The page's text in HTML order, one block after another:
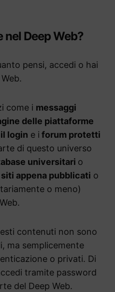
Deep Web?
pensi, accedi o hai
come i messaggi
delle piattaforme
login e i forum protetti
di questo universo
universitari o
siti appena pubblicati o
o meno)
contenuti non sono
ma semplicemente
o privati. Di
tramite password
del Deep Web.